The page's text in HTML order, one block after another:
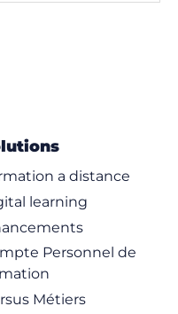
a distance
learning
Personnel de
Métiers